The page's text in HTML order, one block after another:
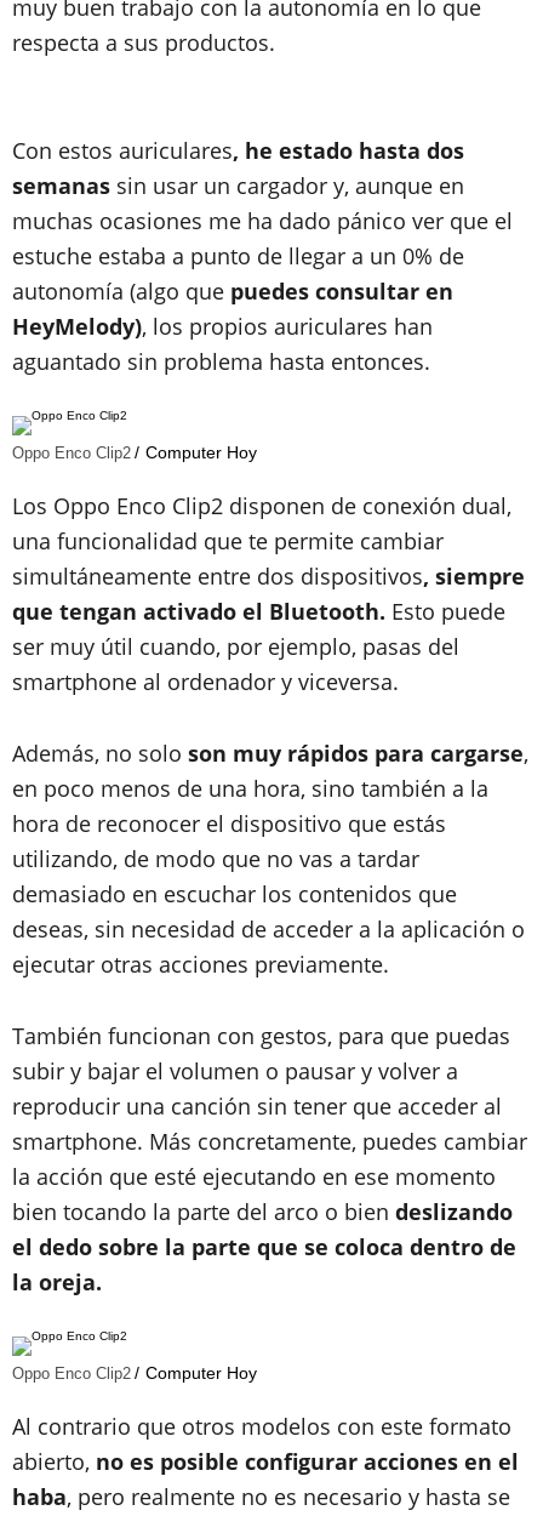
muy buen trabajo con la autonomía en lo que
respecta a sus productos.
Con estos auriculares, he estado hasta dos
semanas sin usar un cargador y, aunque en
muchas ocasiones me ha dado pánico ver que el
estuche estaba a punto de llegar a un 0% de
autonomía (algo que puedes consultar en
HeyMelody), los propios auriculares han
aguantado sin problema hasta entonces.
Oppo Enco Clip2 Computer Hoy
Los Oppo Enco Clip2 disponen de conexión dual,
una funcionalidad que te permite cambiar
simultáneamente entre dos dispositivos, siempre
que tengan activado el Bluetooth. Esto puede
ser muy útil cuando, por ejemplo, pasas del
smartphone al ordenador y viceversa.
Además, no solo son muy rápidos para cargarse,
en poco menos de una hora, sino también a la
hora de reconocer el dispositivo que estás
utilizando, de modo que no vas a tardar
demasiado en escuchar los contenidos que
deseas, sin necesidad de acceder a la aplicación o
ejecutar otras acciones previamente.
También funcionan con gestos, para que puedas
subir y bajar el volumen o pausar y volver a
reproducir una canción sin tener que acceder al
smartphone. Más concretamente, puedes cambiar
la acción que esté ejecutando en ese momento
bien tocando la parte del arco o bien deslizando
el dedo sobre la parte que se coloca dentro de
la oreja.
Oppo Enco Clip2 Computer Hoy
Al contrario que otros modelos con este formato
abierto, no es posible configurar acciones en el
haba, pero realmente no es necesario y hasta se